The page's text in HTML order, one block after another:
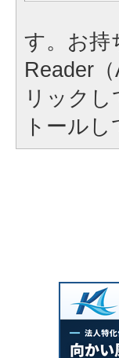
す。お持
Reader
リック
トールし